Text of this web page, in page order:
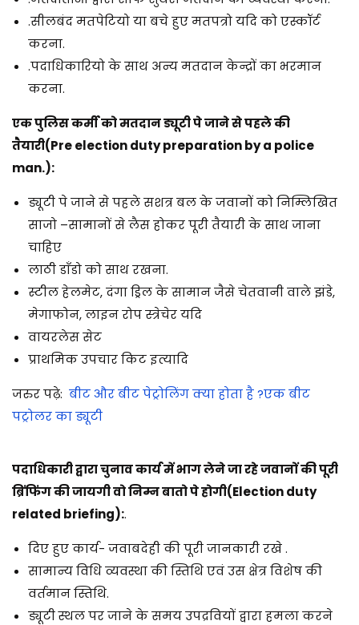
.सीलबंद मतपेटियो या बचे हुए मतपत्रो यदि को एस्कॉर्ट
करना.
.पदाधिकारियो के साथ अन्य मतदान केन्द्रों का भरमान
करना.
एक पुलिस कर्मी को मतदान ड्यूटी पे जाने से पहले की
तैयारी(Pre election duty preparation by a police
man.):
ड्यूटी पे जाने से पहले सशत्र बल के जवानों को निम्लिखित
साजो –सामानों से लैस होकर पूरी तैयारी के साथ जाना
चाहिए
लाठी डाँडो को साथ रखना.
स्टील हेलमेट, दंगा ड्रिल के सामान जैसे चेतवानी वाले झंडे,
मेगाफोन, लाइन रोप स्त्रेचेर यदि
वायरलेस सेट
प्राथमिक उपचार किट इत्यादि
जरुर पढ़े: बीट और बीट पेट्रोलिंग क्या होता है ?एक बीट
पट्रोलर का ड्यूटी
पदाधिकारी द्वारा चुनाव कार्य में भाग लेने जा रहे जवानों की पूरी
ब्रिंफिंग की जायगी वो निम्न बातो पे होगी(Election duty
related briefing):.
दिए हुए कार्य- जवाबदेही की पूरी जानकारी रखे .
सामान्य विधि व्यवस्था की स्तिथि एवं उस क्षेत्र विशेष की
वर्तमान स्तिथि.
ड्यूटी स्थल पर जाने के समय उपद्रवियों द्वारा हमला करने